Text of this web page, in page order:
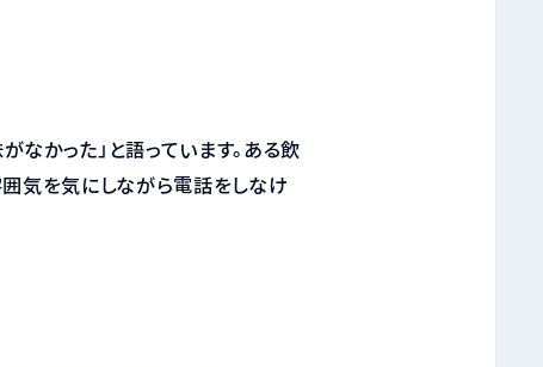
かった」と語っています。ある飲
囲気を気にしながら電話をしなけ